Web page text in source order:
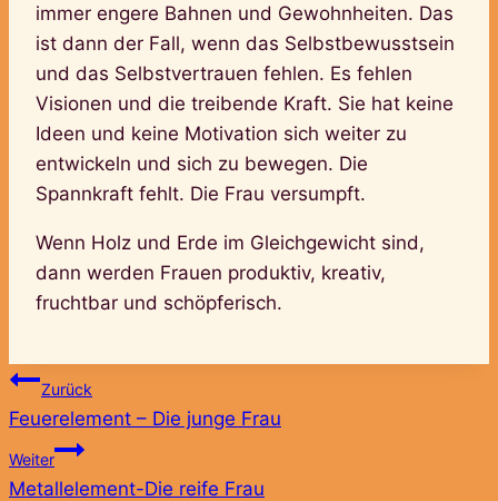
immer engere Bahnen und Gewohnheiten. Das
ist dann der Fall, wenn das Selbstbewusstsein
und das Selbstvertrauen fehlen. Es fehlen
Visionen und die treibende Kraft. Sie hat keine
Ideen und keine Motivation sich weiter zu
entwickeln und sich zu bewegen. Die
Spannkraft fehlt. Die Frau versumpft.
Wenn Holz und Erde im Gleichgewicht sind,
dann werden Frauen produktiv, kreativ,
fruchtbar und schöpferisch.
Beitragsnavigation
Zurück
Feuerelement – Die junge Frau
Weiter
Metallelement-Die reife Frau